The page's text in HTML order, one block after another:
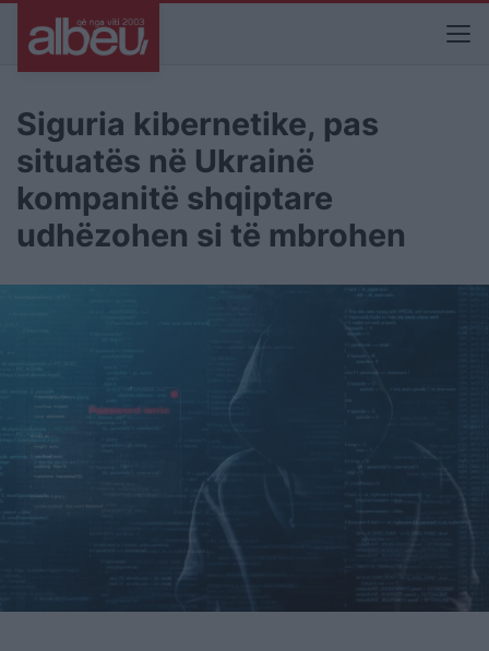
Siguria kibernetike, pas
situatës në Ukrainë
kompanitë shqiptare
udhëzohen si të mbrohen